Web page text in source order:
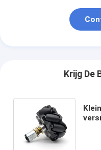
Krijg De